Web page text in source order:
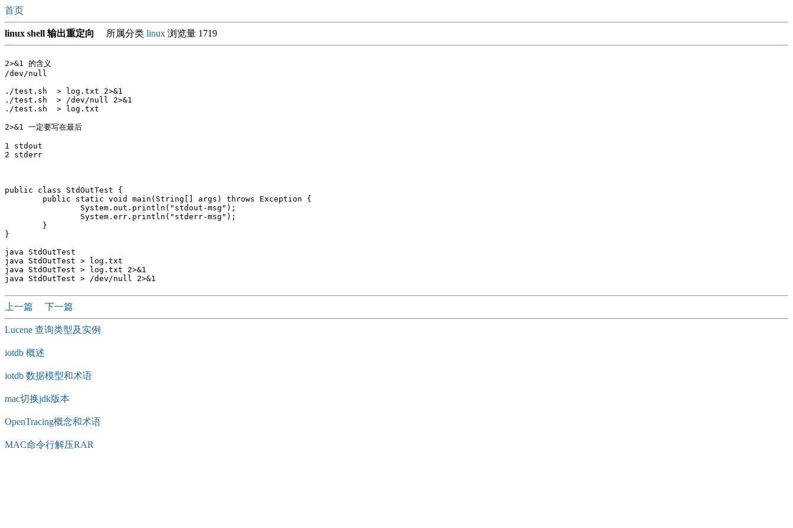
首页
linux shell 输出重定向 所属分类 linux 浏览量 1719
2>&1 的含义
/dev/null
./test.sh  > log.txt 2>&1
./test.sh  > /dev/null 2>&1
./test.sh  > log.txt
2>&1 一定要写在最后
1 stdout
2 stderr
public class StdOutTest {
}
java StdOutTest
java StdOutTest > log.txt
java StdOutTest > log.txt 2>&1
上一篇 下一篇
Lucene 查询类型及实例
iotdb 概述
iotdb 数据模型和术语
mac切换jdk版本
OpenTracing概念和术语
MAC命令行解压RAR